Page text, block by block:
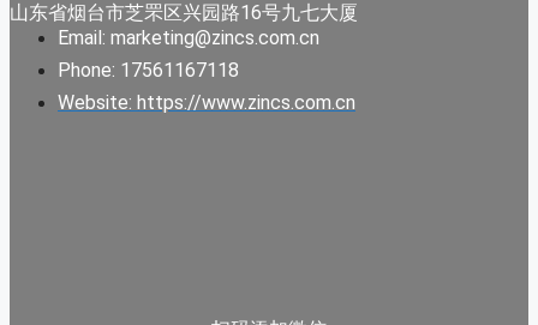
山东省烟台市芝罘区兴园路16号九七大厦
Email: marketing@zincs.com.cn
Phone: 17561167118
Website: https://www.zincs.com.cn